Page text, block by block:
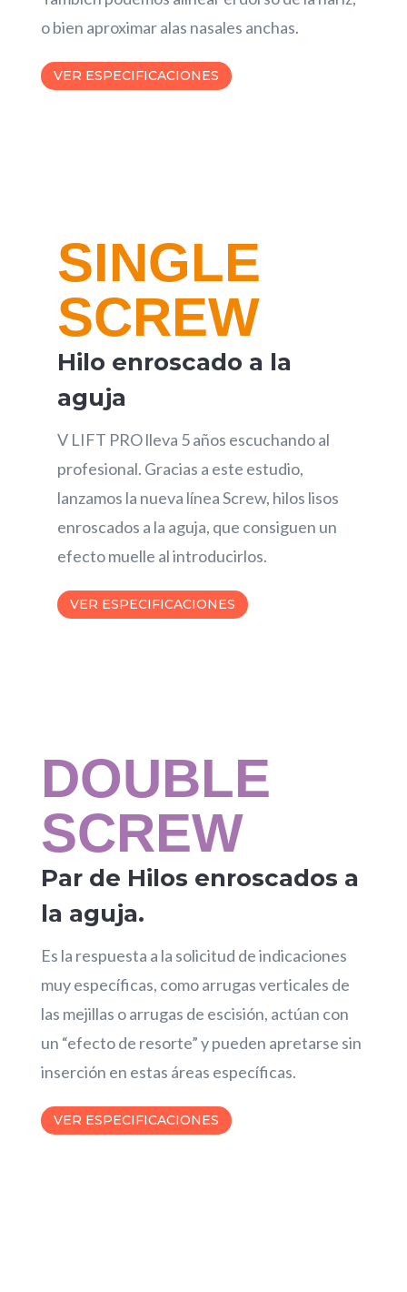
o bien aproximar alas nasales anchas.
VER ESPECIFICACIONES
SINGLE
SCREW
Hilo enroscado a la
aguja
V LIFT PRO lleva 5 años escuchando al
profesional. Gracias a este estudio,
lanzamos la nueva línea Screw, hilos lisos
enroscados a la aguja, que consiguen un
efecto muelle al introducirlos.
VER ESPECIFICACIONES
DOUBLE
SCREW
Par de Hilos enroscados a
la aguja.
Es la respuesta a la solicitud de indicaciones
muy específicas, como arrugas verticales de
las mejillas o arrugas de escisión, actúan con
un “efecto de resorte” y pueden apretarse sin
inserción en estas áreas específicas.
VER ESPECIFICACIONES